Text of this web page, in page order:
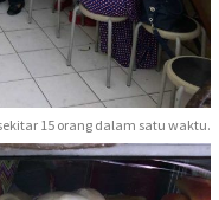
15 orang dalam satu waktu.